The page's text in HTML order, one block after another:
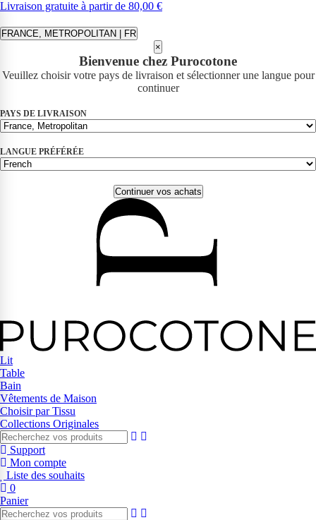
Livraison gratuite à partir de 80,00 €
FRANCE, METROPOLITAN | FR
×
Bienvenue chez Purocotone
Veuillez choisir votre pays de livraison et sélectionner une langue pour
continuer
PAYS DE LIVRAISON
LANGUE PRÉFÉRÉE
Continuer vos achats
Lit
Table
Bain
Vêtements de Maison
Choisir par Tissu
Collections Originales
Support
Mon compte
Liste des souhaits
0
Panier